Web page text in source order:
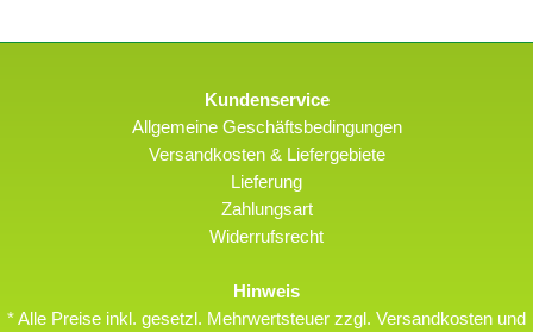
Kundenservice
Allgemeine Geschäftsbedingungen
Versandkosten & Liefergebiete
Lieferung
Zahlungsart
Widerrufsrecht
Hinweis
* Alle Preise inkl. gesetzl. Mehrwertsteuer zzgl. Versandkosten und